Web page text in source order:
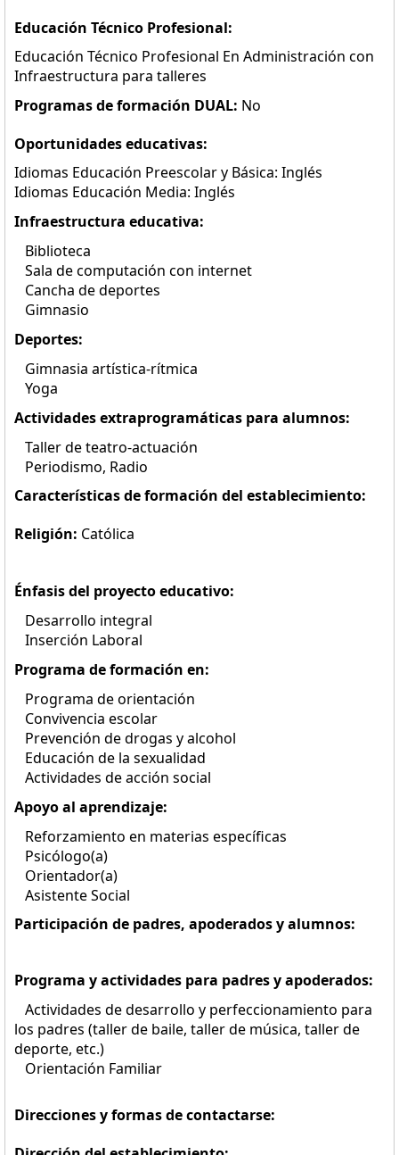
Educación Técnico Profesional:
Educación Técnico Profesional En Administración con
Infraestructura para talleres
Programas de formación DUAL: No
Oportunidades educativas:
Idiomas Educación Preescolar y Básica: Inglés
Idiomas Educación Media: Inglés
Infraestructura educativa:
Biblioteca
Sala de computación con internet
Cancha de deportes
Gimnasio
Deportes:
Gimnasia artística-rítmica
Yoga
Actividades extraprogramáticas para alumnos:
Taller de teatro-actuación
Periodismo, Radio
Características de formación del establecimiento:
Religión: Católica
Énfasis del proyecto educativo:
Desarrollo integral
Inserción Laboral
Programa de formación en:
Programa de orientación
Convivencia escolar
Prevención de drogas y alcohol
Educación de la sexualidad
Actividades de acción social
Apoyo al aprendizaje:
Reforzamiento en materias específicas
Psicólogo(a)
Orientador(a)
Asistente Social
Participación de padres, apoderados y alumnos:
Programa y actividades para padres y apoderados:
Actividades de desarrollo y perfeccionamiento para
los padres (taller de baile, taller de música, taller de
deporte, etc.)
Orientación Familiar
Direcciones y formas de contactarse: